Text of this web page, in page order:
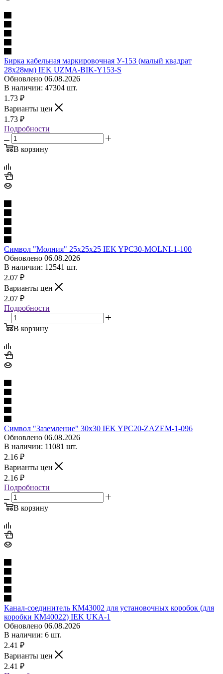
Бирка кабельная маркировочная У-153 (малый квадрат
28х28мм) IEK UZMA-BIK-Y153-S
Обновлено 06.08.2026
В наличии: 47304 шт.
1.73 ₽
Варианты цен
1.73 ₽
Подробности
В корзину
Символ "Молния" 25х25х25 IEK YPC30-MOLNI-1-100
Обновлено 06.08.2026
В наличии: 12541 шт.
2.07 ₽
Варианты цен
2.07 ₽
Подробности
В корзину
Символ "Заземление" 30х30 IEK YPC20-ZAZEM-1-096
Обновлено 06.08.2026
В наличии: 11081 шт.
2.16 ₽
Варианты цен
2.16 ₽
Подробности
В корзину
Канал-соединитель КМ43002 для установочных коробок (для
коробки КМ40022) IEK UKA-1
Обновлено 06.08.2026
В наличии: 6 шт.
2.41 ₽
Варианты цен
2.41 ₽